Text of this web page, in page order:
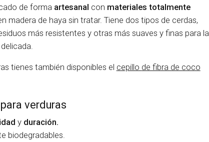
de forma artesanal con materiales totalmente
madera de haya sin tratar. Tiene dos tipos de cerdas,
más resistentes y otras más suaves y finas para la
tienes también disponibles el cepillo de fibra de coco
verduras
y duración.
biodegradables.